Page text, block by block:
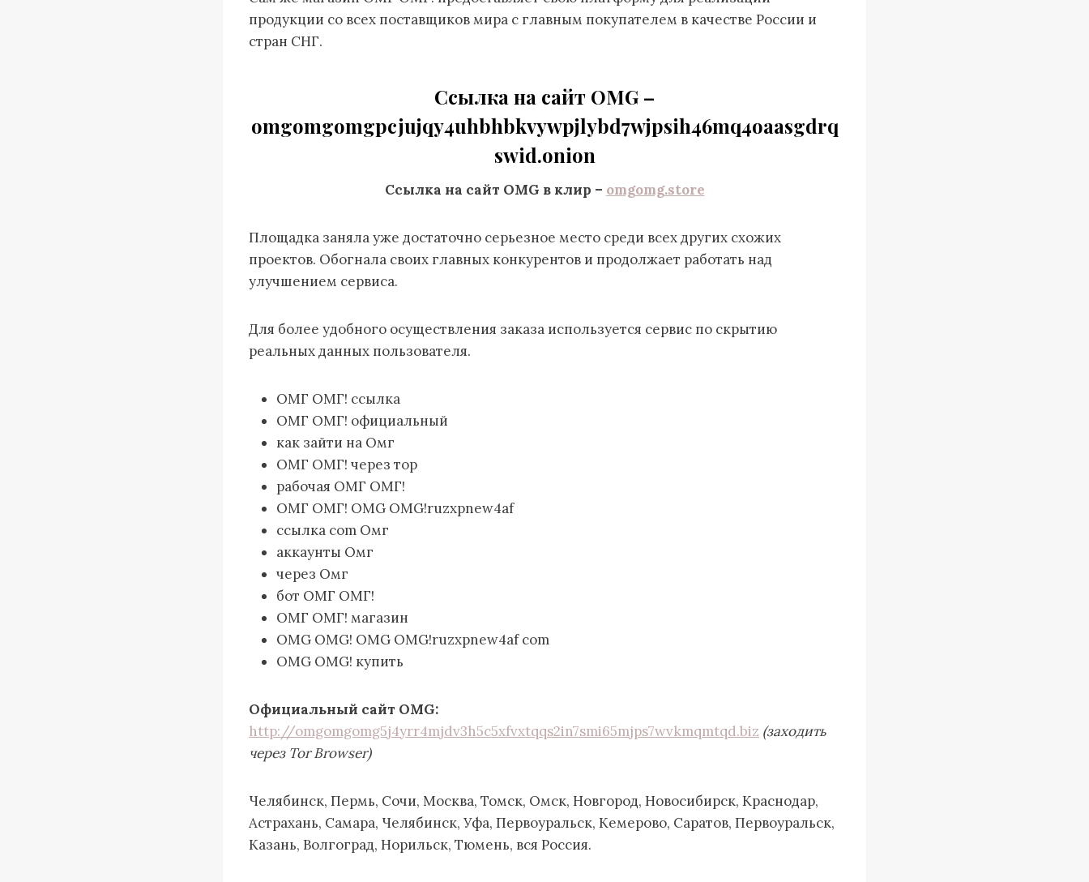
продукции со всех поставщиков мира с главным покупателем в качестве России и
стран СНГ.
Ссылка на сайт OMG –
omgomgomgpcjujqy4uhbhbkvywpjlybd7wjpsih46mq4oaasgdrq
swid.onion
Ссылка на сайт OMG в клир – omgomg.store
Площадка заняла уже достаточно серьезное место среди всех других схожих
проектов. Обогнала своих главных конкурентов и продолжает работать над
улучшением сервиса.
Для более удобного осуществления заказа используется сервис по скрытию
реальных данных пользователя.
ОМГ ОМГ! ссылка
ОМГ ОМГ! официальный
как зайти на Омг
ОМГ ОМГ! через тор
рабочая ОМГ ОМГ!
ОМГ ОМГ! OMG OMG!ruzxpnew4af
ссылка com Омг
аккаунты Омг
через Омг
бот ОМГ ОМГ!
ОМГ ОМГ! магазин
OMG OMG! OMG OMG!ruzxpnew4af com
OMG OMG! купить
Официальный сайт OMG:
http://omgomgomg5j4yrr4mjdv3h5c5xfvxtqqs2in7smi65mjps7wvkmqmtqd.biz (заходить
через Tor Browser)
Челябинск, Пермь, Сочи, Москва, Томск, Омск, Новгород, Новосибирск, Краснодар,
Астрахань, Самара, Челябинск, Уфа, Первоуральск, Кемерово, Саратов, Первоуральск,
Казань, Волгоград, Норильск, Тюмень, вся Россия.